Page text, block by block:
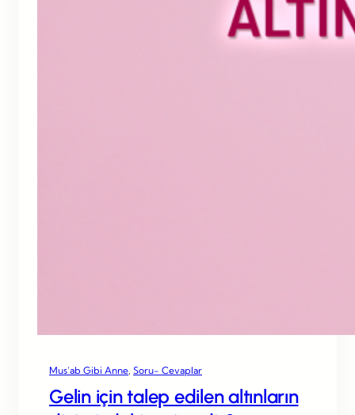
Mus’ab Gibi Anne Soru- Cevaplar
Gelin için talep edilen altınların